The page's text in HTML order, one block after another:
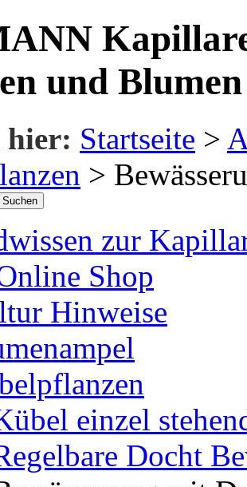
und Blumen
hier: Startseite >
>
zur
Shop
Hinweise
einzel
Docht